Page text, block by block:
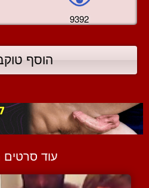
9392
הוסף
עוד